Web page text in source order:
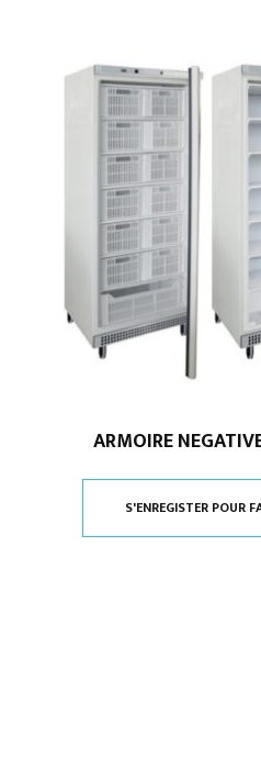
ARMOIRE
S'ENREGISTER POUR